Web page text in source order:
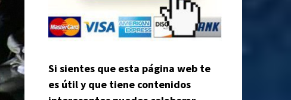
Si sientes que esta página web te
es útil y que tiene contenidos